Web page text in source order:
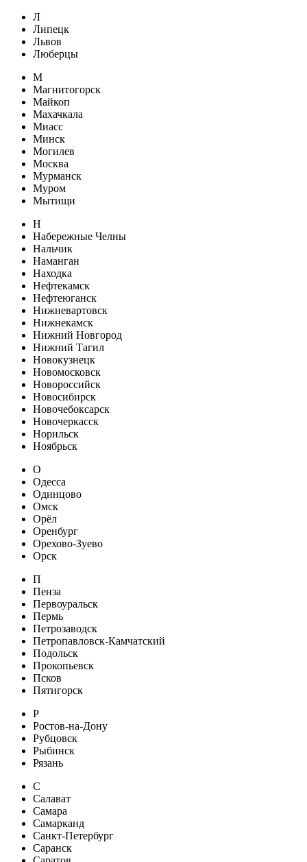
Л
Липецк
Львов
Люберцы
М
Магнитогорск
Майкоп
Махачкала
Миасс
Минск
Могилев
Москва
Мурманск
Муром
Мытищи
Н
Набережные Челны
Нальчик
Наманган
Находка
Нефтекамск
Нефтеюганск
Нижневартовск
Нижнекамск
Нижний Новгород
Нижний Тагил
Новокузнецк
Новомосковск
Новороссийск
Новосибирск
Новочебоксарск
Новочеркасск
Норильск
Ноябрьск
О
Одесса
Одинцово
Омск
Орёл
Оренбург
Орехово-Зуево
Орск
П
Пенза
Первоуральск
Пермь
Петрозаводск
Петропавловск-Камчатский
Подольск
Прокопьевск
Псков
Пятигорск
Р
Ростов-на-Дону
Рубцовск
Рыбинск
Рязань
С
Салават
Самара
Самарканд
Санкт-Петербург
Саранск